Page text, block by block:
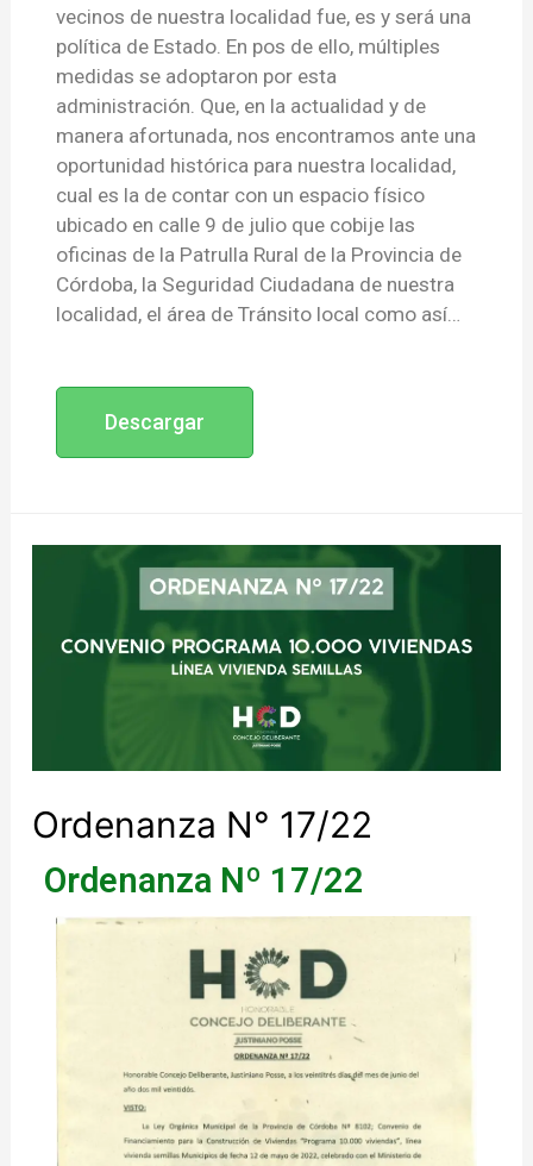
vecinos de nuestra localidad fue, es y será una
política de Estado. En pos de ello, múltiples
medidas se adoptaron por esta
administración. Que, en la actualidad y de
manera afortunada, nos encontramos ante una
oportunidad histórica para nuestra localidad,
cual es la de contar con un espacio físico
ubicado en calle 9 de julio que cobije las
oficinas de la Patrulla Rural de la Provincia de
Córdoba, la Seguridad Ciudadana de nuestra
localidad, el área de Tránsito local como así…
Descargar
Ordenanza N° 17/22
Ordenanza Nº 17/22